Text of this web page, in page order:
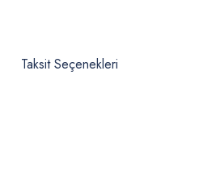
Taksit Seçenekleri